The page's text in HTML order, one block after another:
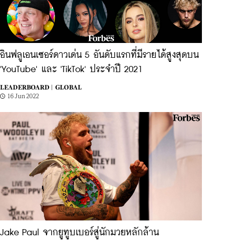
อินฟลูเอนเซอร์ดาวเด่น 5 อันดับแรกที่มีรายได้สูงสุดบน
'YouTube' และ 'TikTok' ประจำปี 2021
LEADERBOARD |
GLOBAL
16 Jun 2022
Jake Paul จากยูทูบเบอร์สู่นักมวยหลักล้าน